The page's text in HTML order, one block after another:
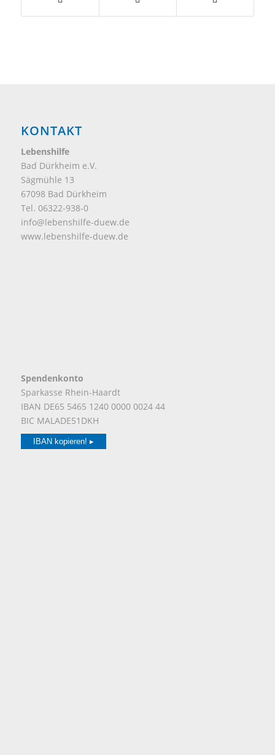
KONTAKT
Lebenshilfe
Bad Dürkheim e.V.
Sägmühle 13
67098 Bad Dürkheim
Tel. 06322-938-0
info@lebenshilfe-duew.de
www.lebenshilfe-duew.de
Spendenkonto
Sparkasse Rhein-Haardt
IBAN DE65 5465 1240 0000 0024 44
BIC MALADE51DKH
IBAN kopieren! ▸